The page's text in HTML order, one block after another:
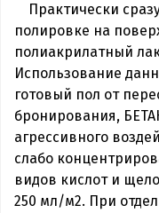
Практически
полировке на
полиакрилатный
Использование
готовый пол от
бронирования,
агрессивного
слабо
видов кислот и
250 мл/м2. При